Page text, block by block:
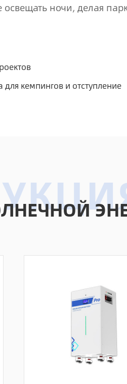
ночи, делая
кемпингов и отступление